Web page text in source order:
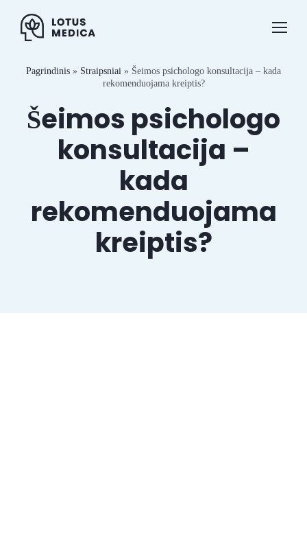
content
Paslaugos
Kainos
Pagrindinis » Straipsniai » Šeimos psichologo konsultacija – kada
rekomenduojama kreiptis?
Šeimos psichologo
konsultacija –
kada
rekomenduojama
kreiptis?